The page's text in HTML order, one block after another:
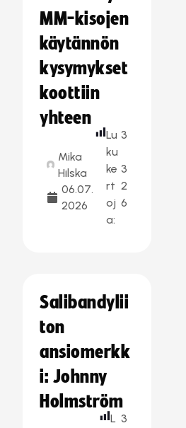
MM-kisojen
käytännön
kysymykset
koottiin
yhteen
Mika
Hilska
06.07.
2026
Lu
ku
ke
rt
oj
a:
3
3
2
6
Salibandylii
ton
ansiomerkk
i: Johnny
Holmström
L 3